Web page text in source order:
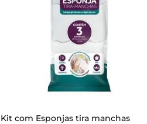
Kit com Esponjas tira manchas